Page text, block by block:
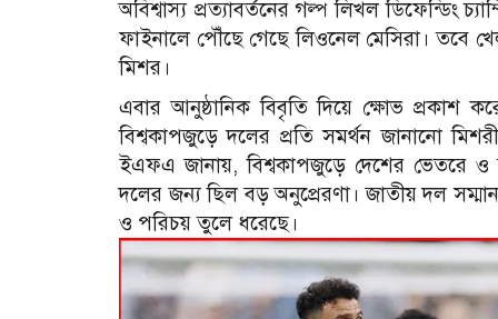
অবিশ্বাস্য প্রত্যাবর্তনের গল্প লিখল ডিফেন্ডিং
ফাইনালে পৌঁছে গেছে লিওনেল মেসিরা। তবে
মিশর।
এবার আনুষ্ঠানিক বিবৃতি দিয়ে ক্ষোভ প্রকাশ
বিশ্বকাপজুড়ে দলের প্রতি সমর্থন জানানো
ইএফএ জানায়, বিশ্বকাপজুড়ে দেশের ভেতরে
দলের জন্য ছিল বড় অনুপ্রেরণা। জাতীয় দল
ও পরিচয় তুলে ধরেছে।